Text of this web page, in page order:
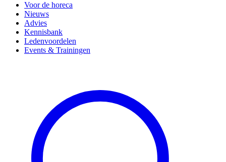
Voor de horeca
Nieuws
Advies
Kennisbank
Ledenvoordelen
Events & Trainingen